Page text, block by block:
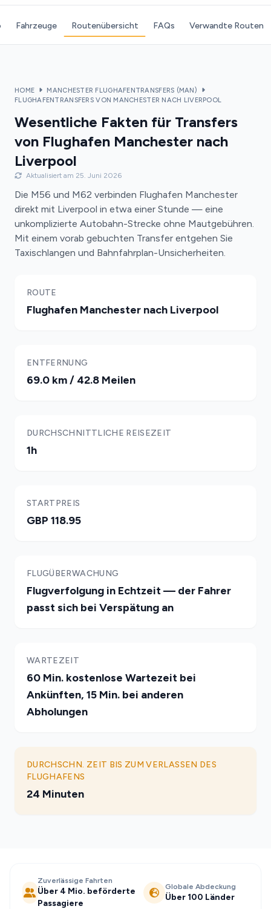
Fahrzeuge Routenübersicht FAQs Verwandte Routen
HOME
MANCHESTER FLUGHAFENTRANSFERS (MAN)
FLUGHAFENTRANSFERS VON MANCHESTER NACH LIVERPOOL
Wesentliche Fakten für Transfers
von Flughafen Manchester nach
Liverpool
Aktualisiert am 25. Juni 2026
Die M56 und M62 verbinden Flughafen Manchester
direkt mit Liverpool in etwa einer Stunde — eine
unkomplizierte Autobahn-Strecke ohne Mautgebühren.
Mit einem vorab gebuchten Transfer entgehen Sie
Taxischlangen und Bahnfahrplan-Unsicherheiten.
ROUTE
Flughafen Manchester nach Liverpool
ENTFERNUNG
69.0 km / 42.8 Meilen
DURCHSCHNITTLICHE REISEZEIT
1h
STARTPREIS
GBP 118.95
FLUGÜBERWACHUNG
Flugverfolgung in Echtzeit — der Fahrer
passt sich bei Verspätung an
WARTEZEIT
60 Min. kostenlose Wartezeit bei
Ankünften, 15 Min. bei anderen
Abholungen
DURCHSCHN. ZEIT BIS ZUM VERLASSEN DES
FLUGHAFENS
24 Minuten
Zuverlässige Fahrten
Über 4 Mio. beförderte
Passagiere
Globale Abdeckung
Über 100 Länder